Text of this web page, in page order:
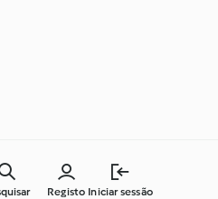
Registo Iniciar sessão